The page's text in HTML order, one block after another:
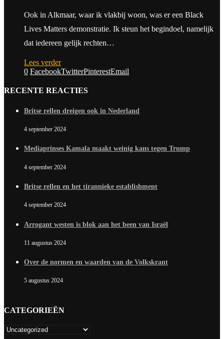
Ook in Alkmaar, waar ik vlakbij woon, was er een Black
Lives Matters demonstratie. Ik steun het begindoel, namelijk
dat iedereen gelijk rechten…
Lees verder
0 FacebookTwitterPinterestEmail
RECENTE REACTIES
Britse rellen dreigen ook in Nederland
4 september 2024
Mediaprinses Kamala maakt weinig kans tegen Trump
4 september 2024
Britse rellen en het tirannieke establishment
4 september 2024
Arrogant westen is blok aan het been van Israël
11 augustus 2024
Over de normen en waarden van de Volkskrant
5 augustus 2024
CATEGORIEËN